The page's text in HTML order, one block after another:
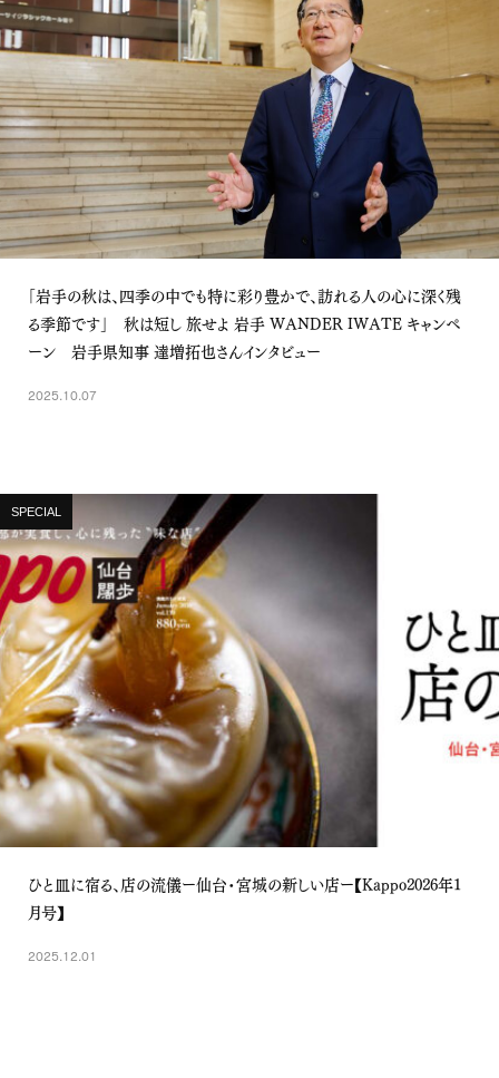
「岩手の秋は、四季の中でも特に彩り豊かで、訪れる人の心に深く残
る季節です」 秋は短し 旅せよ 岩手 WANDER IWATE キャンペ
ーン 岩手県知事 達増拓也さんインタビュー
2025.10.07
SPECIAL
ひと皿に宿る、店の流儀ー仙台・宮城の新しい店ー【Kappo2026年1
月号】
2025.12.01